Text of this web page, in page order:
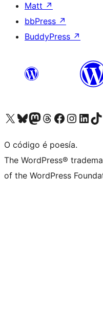
Matt ↗
bbPress ↗
BuddyPress ↗
Visita la cuenta de X (anteriormente Twitter)
Visita a nosa conta de Bluesky
Visita a nosa conta de Mastodon
Visita a nosa conta de Threads
Visita a nosa páxina de
Visita a nosa conta
Visita a nosa
Visita a
O código é poesía.
The WordPress®
of the WordPress